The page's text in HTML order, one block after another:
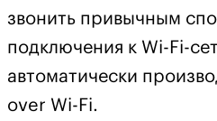
звонить привычным
подключения к Wi-Fi-
автоматически
over Wi-Fi.